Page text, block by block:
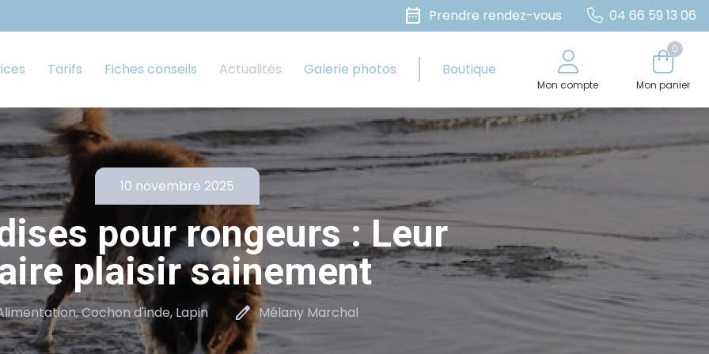
date_range Prendre rendez-vous 04 66 59 13 06
Tarifs Fiches conseils Actualités Galerie photos Boutique
Mon compte
0
Mon panier
10 novembre 2025
pour rongeurs : Leur
plaisir sainement
Cochon d'inde, Lapin edit Mélany Marchal